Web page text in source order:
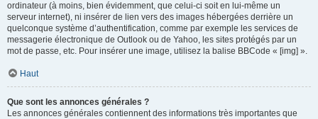
ordinateur (à moins, bien évidemment, que celui-ci soit en lui-même un
serveur internet), ni insérer de lien vers des images hébergées derrière un
quelconque système d’authentification, comme par exemple les services de
messagerie électronique de Outlook ou de Yahoo, les sites protégés par un
mot de passe, etc. Pour insérer une image, utilisez la balise BBCode « [img] ».
Haut
Que sont les annonces générales ?
Les annonces générales contiennent des informations très importantes que